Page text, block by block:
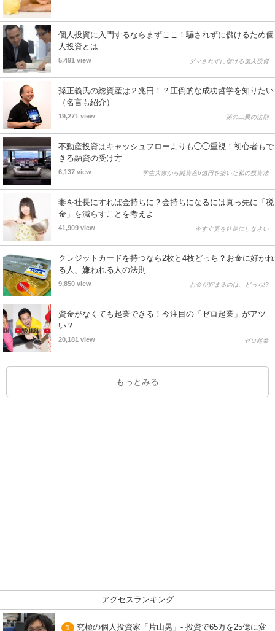
個人投資に入門するならまずここ！騙されずに儲けるため個
人投資とは
5,491 view ダマされずに儲ける個人投資
孫正義氏の総資産は２兆円！？圧倒的な成功哲学を知りたい
（名言も紹介）
19,271 view 孫の二乗の法則
不動産投資はキャッシュフローよりも◯◯重視！初心者もで
きる融資の受け方
6,137 view 学生大家から純資産6億円を築いた私の投資法
妻を社長にすれば金持ちに？金持ちになるには真っ先に「税
金」を減らすことを考えよ
41,909 view 今すぐ妻を社長にしなさい
クレジットカードを持つなら2枚と4枚どっち？お金に好かれ
る人、嫌われる人の法則
9,850 view お金が貯まるのは、どっち!?
資金がなくても起業できる！今注目の「ゼロ起業」がアツ
い？
20,181 view ゼロ起業
もっとみる
アクセスランキング
1 究極の個人投資家「片山晃」- 投資で65万を25億に変